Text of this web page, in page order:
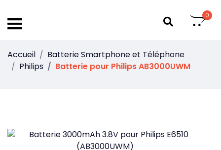
0
Accueil
Batterie Smartphone et Téléphone
Philips
Batterie pour Philips AB3000UWM